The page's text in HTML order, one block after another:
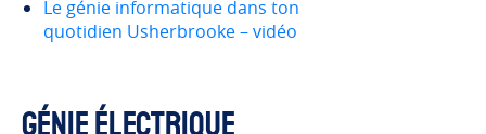
Le génie informatique dans ton
quotidien Usherbrooke – vidéo
Génie électrique